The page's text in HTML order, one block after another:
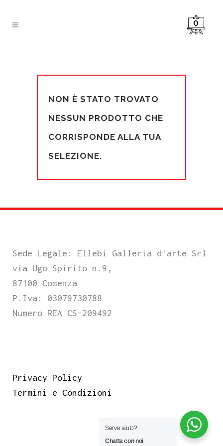
0
NON È STATO TROVATO
NESSUN PRODOTTO CHE
CORRISPONDE ALLA TUA
SELEZIONE.
Sede Legale: Ellebi Galleria d'arte Srl
via Ugo Spirito n.9,
87100 Cosenza
P.Iva: 03079730788
Numero REA CS-209492
Privacy Policy
Termini e Condizioni
Serve aiuto?
Chatta con noi